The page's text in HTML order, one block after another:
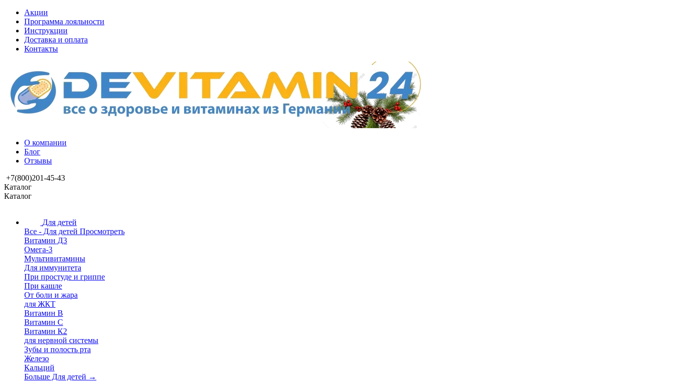
Акции
Программа лояльности
Инструкции
Доставка и оплата
Контакты
О компании
Блог
Отзывы
+7(800)201-45-43
Каталог
Каталог
Для детей
Все - Для детей Просмотреть
Витамин Д3
Омега-3
Мультивитамины
Для иммунитета
При простуде и гриппе
При кашле
От боли и жара
для ЖКТ
Витамин В
Витамин С
Витамин К2
для нервной системы
Зубы и полость рта
Железо
Кальций
Больше Для детей →